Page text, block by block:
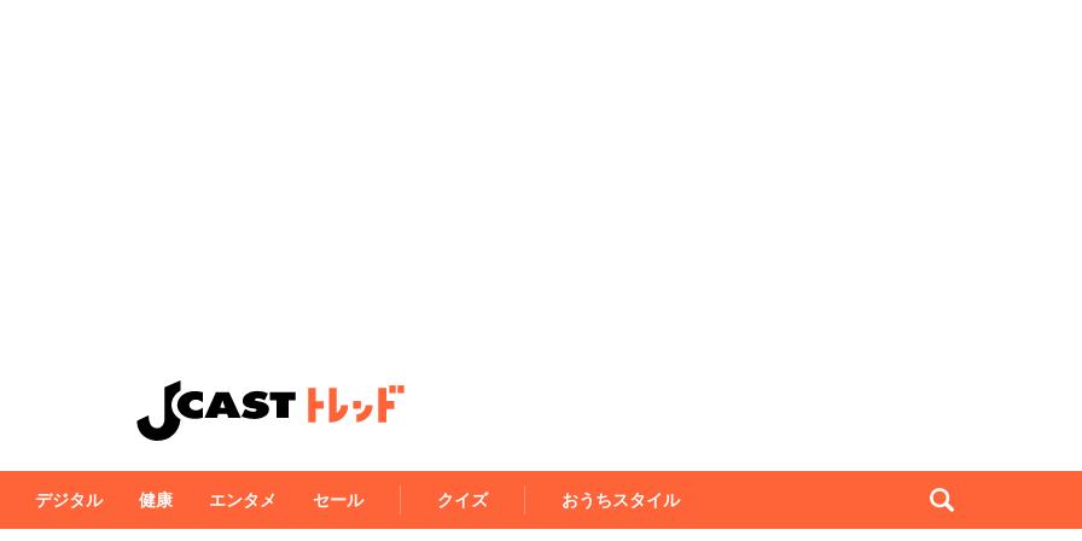
デジタル 健康 エンタメ セール クイズ おうちスタイル